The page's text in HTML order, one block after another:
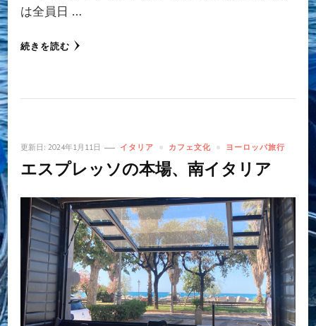
は全員日 …
続きを読む
更新日: 2024年1月11日 イタリア カフェ文化 ヨーロッパ旅行
エスプレッソの本場、南イタリア